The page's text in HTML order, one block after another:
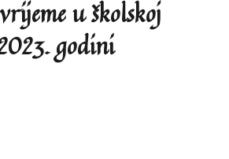
u školskoj
godini